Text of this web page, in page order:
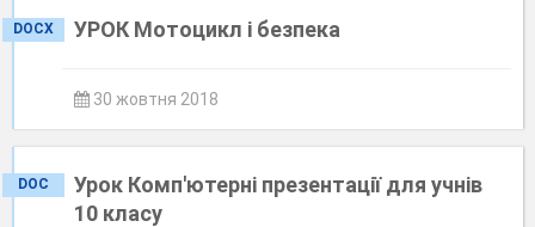
DOCX УРОК Мотоцикл і безпека
30 жовтня 2018
DOC
Урок Комп'ютерні презентації для учнів
10 класу